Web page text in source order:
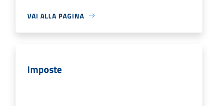
VAI ALLA PAGINA
Imposte